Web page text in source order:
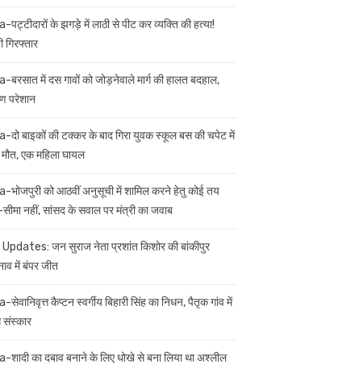
पट्टीदारों के झगड़े में लाठी से पीट कर व्यक्ति की हत्या!
गिरफ्तार
बरसात में दस गावों को जोड़नेवाले मार्ग की हालत बदहाल,
परेशान
दो बाइकों की टक्कर के बाद गिरा युवक स्कूल बस की चपेट में
एक महिला घायल
भोजपुरी को आठवीं अनुसूची में शामिल करने हेतु कोई तय
नहीं, सांसद के सवाल पर मंत्री का जवाब
Updates: जन सुराज नेता प्रशांत किशोर की बांकीपुर
में बंपर जीत
सेवानिवृत्त कैप्टन स्वर्गीय बिहारी सिंह का निधन, पैतृक गांव में
संस्कार
शादी का दबाव बनाने के लिए धोखे से बना लिया था अश्लील